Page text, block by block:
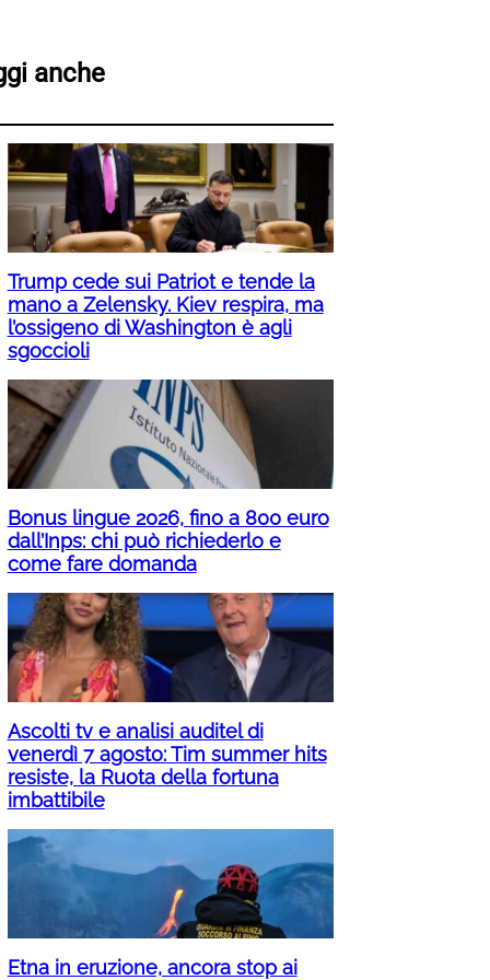
anche
Trump cede sui Patriot e tende la
mano a Zelensky. Kiev respira, ma
l’ossigeno di Washington è agli
sgoccioli
Bonus lingue 2026, fino a 800 euro
dall’Inps: chi può richiederlo e
come fare domanda
Ascolti tv e analisi auditel di
venerdì 7 agosto: Tim summer hits
resiste, la Ruota della fortuna
imbattibile
Etna in eruzione, ancora stop ai